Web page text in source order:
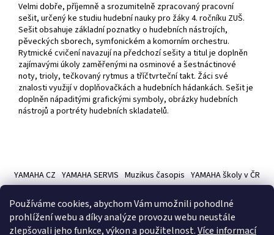
Používáme cookies, abychom Vám umožnili pohodlné
prohlížení webu a díky analýze provozu webu neustále
zlepšovali jeho funkce, výkon a použitelnost.Více informací
Velmi dobře, příjemně a srozumitelně zpracovaný pracovní
sešit, určený ke studiu hudební nauky pro žáky 4. ročníku ZUŠ.
Sešit obsahuje základní poznatky o hudebních nástrojích,
pěveckých sborech, symfonickém a komorním orchestru.
Rytmické cvičení navazují na předchozí sešity a titul je doplněn
zajímavými úkoly zaměřenými na osminové a šestnáctinové
noty, trioly, tečkovaný rytmus a tříčtvrteční takt. Žáci své
znalosti využijí v doplňovačkách a hudebních hádankách. Sešit je
doplněn nápaditými grafickými symboly, obrázky hudebních
nástrojů a portréty hudebních skladatelů.
p
YAMAHA CZ YAMAHA SERVIS Muzikus časopis YAMAHA školy v ČR